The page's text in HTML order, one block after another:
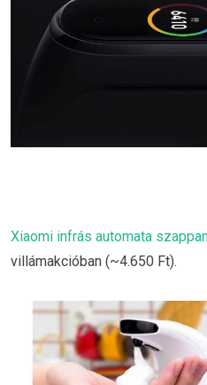
Xiaomi infrás automata
villámakcióban (~4.650 Ft).